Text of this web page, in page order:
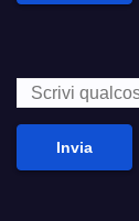
Invia